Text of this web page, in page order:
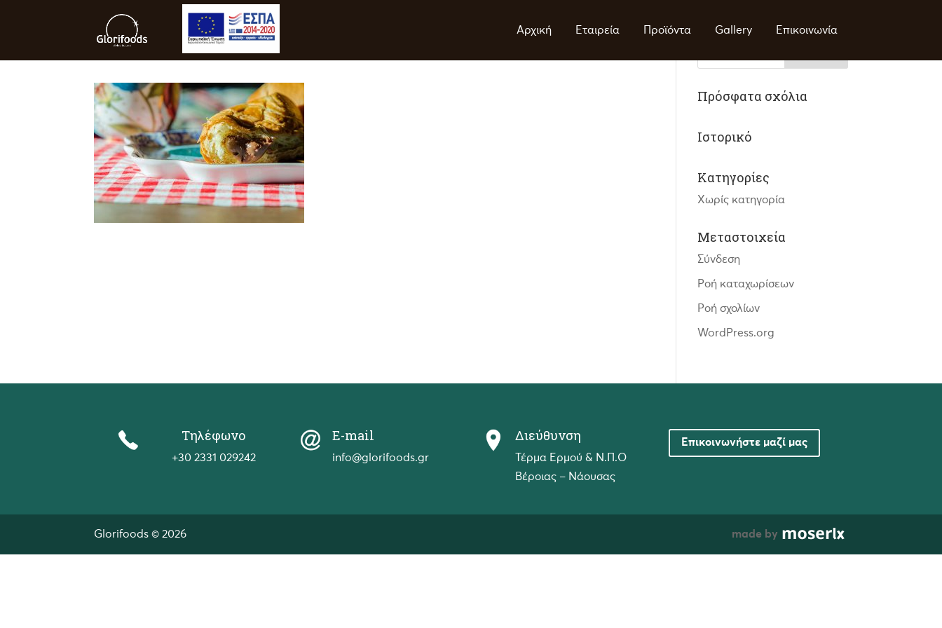
Αρχική Εταιρεία Προϊόντα Gallery Επικοινωνία
IMG_0869
Πρόσφατα σχόλια
Ιστορικό
Kατηγορίες
Χωρίς κατηγορία
Μεταστοιχεία
Σύνδεση
Ροή καταχωρίσεων
Ροή σχολίων
WordPress.org
Τηλέφωνο
+30 2331 029242
E-mail
info@glorifoods.gr
Διεύθυνση
Τέρμα Ερμού & Ν.Π.Ο
Βέροιας – Νάουσας
Επικοινωνήστε μαζί μας
Glorifoods © 2026 made by